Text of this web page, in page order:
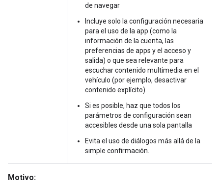
de navegar
Incluye solo la configuración necesaria
para el uso de la app (como la
información de la cuenta, las
preferencias de apps y el acceso y
salida) o que sea relevante para
escuchar contenido multimedia en el
vehículo (por ejemplo, desactivar
contenido explícito).
Si es posible, haz que todos los
parámetros de configuración sean
accesibles desde una sola pantalla
Evita el uso de diálogos más allá de la
simple confirmación.
Motivo: